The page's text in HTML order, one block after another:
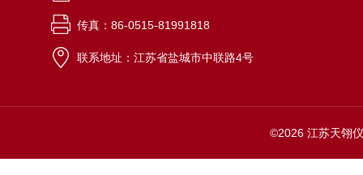
传真：86-0515-81991818
联系地址：江苏省盐城市中联路4号
©2026 江苏天翎